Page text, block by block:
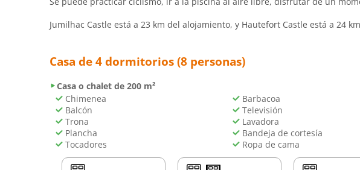
Jumilhac Castle está a 23 km del alojamiento, y Hautefort Castle está a 24
Casa de 4 dormitorios (8 personas)
Casa o chalet de 200 m²
Chimenea
Barbacoa
Balcón
Televisión
Trona
Lavadora
Plancha
Bandeja de cortesía
Tocadores
Ropa de cama